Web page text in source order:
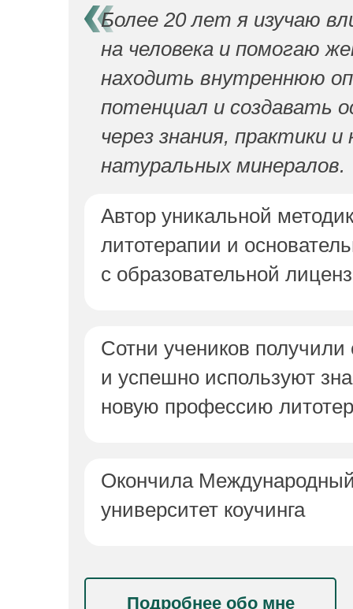
Подробнее обо мне
Окончила
университет коучинга
Автор уникальной
литотерапии и
с образовательной
Сотни учеников
и успешно используют
новую профессию
Более 20 лет я изучаю
на человека и помогаю
находить внутреннюю
потенциал и создавать
через знания, практики и
натуральных минералов.